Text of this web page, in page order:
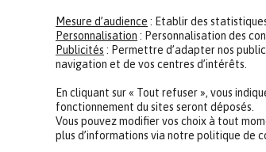
Mesure d’audience : Etablir des
Personnalisation : Personnalisation des
Publicités : Permettre d’adapter nos
navigation et de vos centres d’intérêts.
En cliquant sur « Tout refuser », vous
fonctionnement du sites seront déposés.
Vous pouvez modifier vos choix à tout
plus d’informations via notre politique de